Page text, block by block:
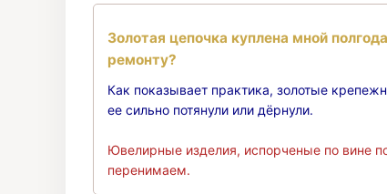
Золотая цепочка куплена мной
ремонту?
Как показывает практика, золотые
ее сильно потянули или дёрнули.
Ювелирные изделия, испорченые по вине
перенимаем.